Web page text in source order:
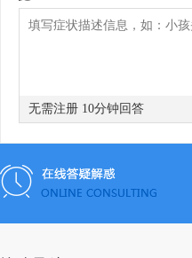
无需注册 10分钟回答